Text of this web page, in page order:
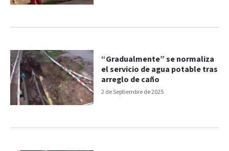
2 de Septiembre de 2025
“Gradualmente” se normaliza
el servicio de agua potable tras
arreglo de caño